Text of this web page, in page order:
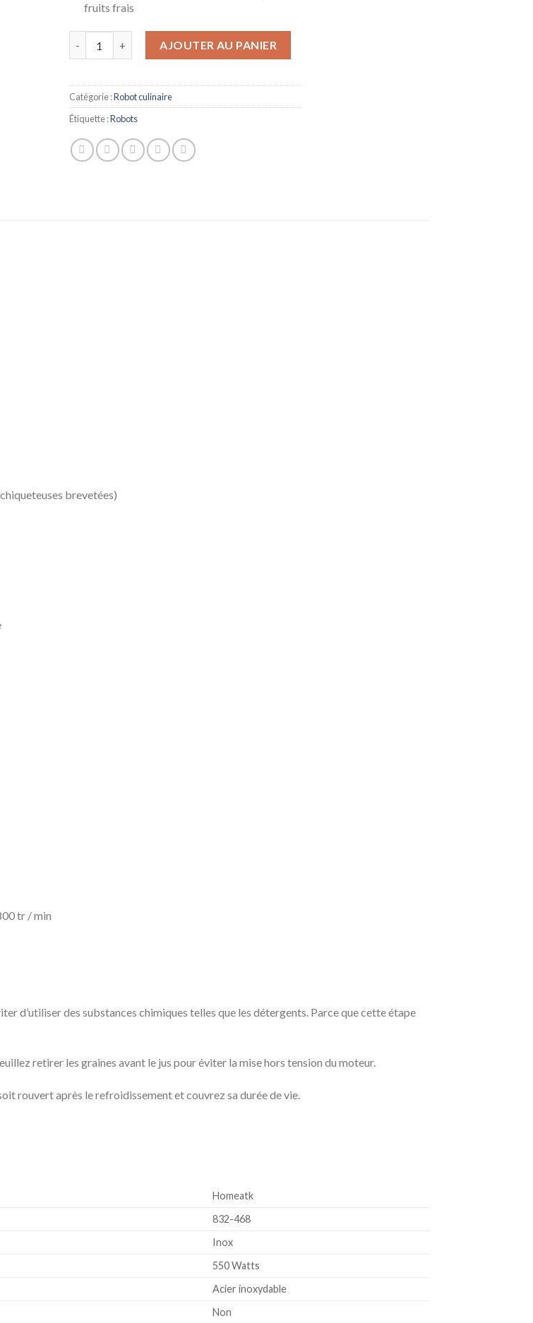
fruits frais
AJOUTER AU PANIER
Catégorie :Robot culinaire
Étiquette :Robots
brevetées)
tr / min
d’utiliser des substances chimiques telles que les détergents. Parce que cette étape
retirer les graines avant le jus pour éviter la mise hors tension du moteur.
rouvert après le refroidissement et couvrez sa durée de vie.
‎Homeatk
‎832-468
‎Inox
‎550 Watts
‎Acier inoxydable
‎Non